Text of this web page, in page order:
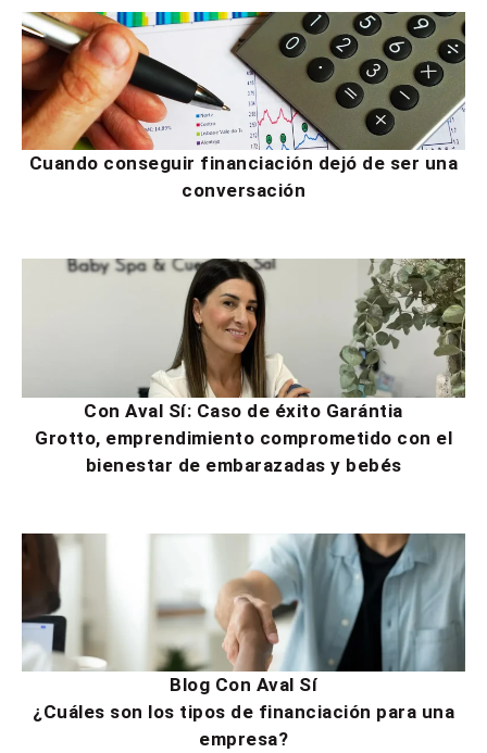
Cuando conseguir financiación dejó de ser una
conversación
Con Aval Sí: Caso de éxito Garántia
Grotto, emprendimiento comprometido con el
bienestar de embarazadas y bebés
Blog Con Aval Sí
¿Cuáles son los tipos de financiación para una
empresa?